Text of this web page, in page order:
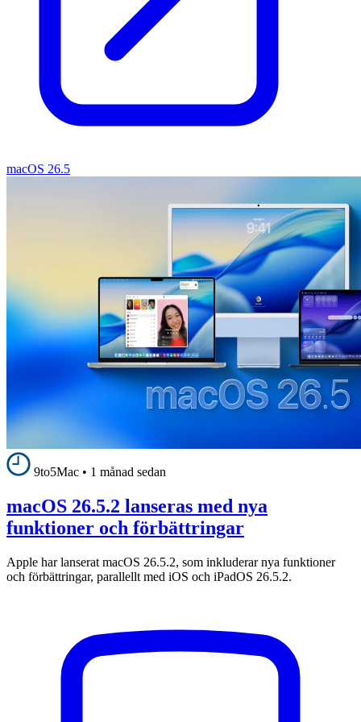
macOS 26.5
9to5Mac • 1 månad sedan
macOS 26.5.2 lanseras med nya
funktioner och förbättringar
Apple har lanserat macOS 26.5.2, som inkluderar nya funktioner
och förbättringar, parallellt med iOS och iPadOS 26.5.2.